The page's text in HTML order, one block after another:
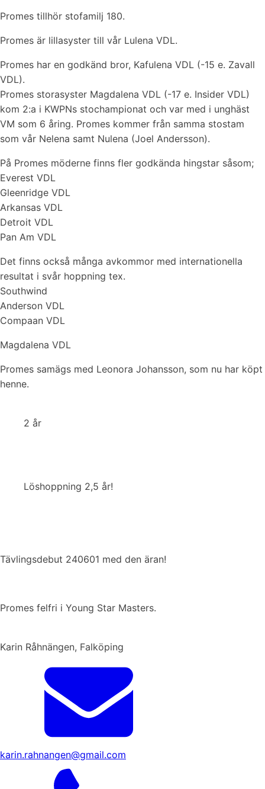
Promes tillhör stofamilj 180.
Promes är lillasyster till vår Lulena VDL.
Promes har en godkänd bror, Kafulena VDL (-15 e. Zavall
VDL).
Promes storasyster Magdalena VDL (-17 e. Insider VDL)
kom 2:a i KWPNs stochampionat och var med i unghäst
VM som 6 åring. Promes kommer från samma stostam
som vår Nelena samt Nulena (Joel Andersson).
På Promes möderne finns fler godkända hingstar såsom;
Everest VDL
Gleenridge VDL
Arkansas VDL
Detroit VDL
Pan Am VDL
Det finns också många avkommor med internationella
resultat i svår hoppning tex.
Southwind
Anderson VDL
Compaan VDL
Magdalena VDL
Promes samägs med Leonora Johansson, som nu har köpt
henne.
2 år
Löshoppning 2,5 år!
Tävlingsdebut 240601 med den äran!
Promes felfri i Young Star Masters.
Karin Råhnängen, Falköping
karin.rahnangen@gmail.com